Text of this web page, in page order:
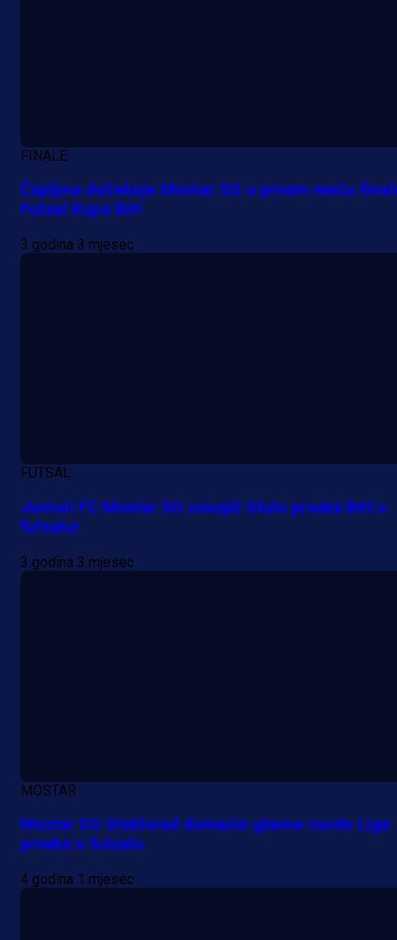
FINALE
Čapljina dočekuje Mostar SG u prvom meču
Futsal Kupa BiH
3 godina 3 mjesec
FUTSAL
Juniori FC Mostar SG osvojili titulu prvaka BiH u
futsalu!
3 godina 3 mjesec
MOSTAR
Mostar SG Staklorad domaćin glavne runde Lige
prvaka u futsalu
4 godina 1 mjesec